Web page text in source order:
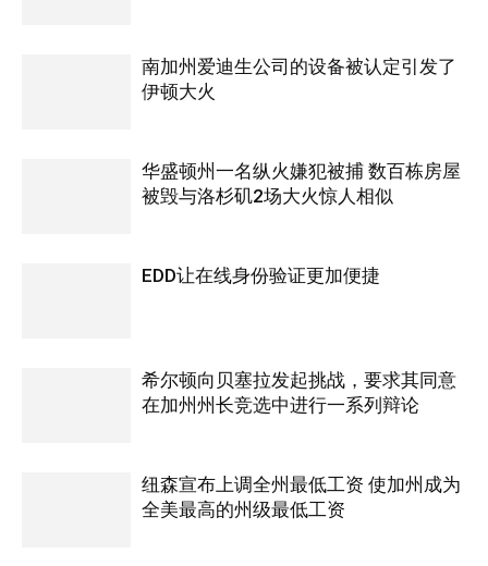
南加州爱迪生公司的设备被认定引发了
伊顿大火
华盛顿州一名纵火嫌犯被捕 数百栋房屋
被毁与洛杉矶2场大火惊人相似
EDD让在线身份验证更加便捷
希尔顿向贝塞拉发起挑战，要求其同意
在加州州长竞选中进行一系列辩论
纽森宣布上调全州最低工资 使加州成为
全美最高的州级最低工资